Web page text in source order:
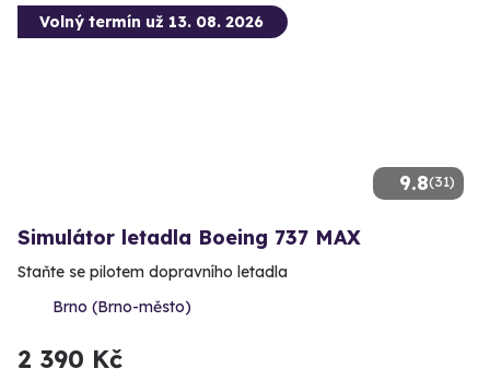
9.8(31)
Volný termín už 13. 08. 2026
Simulátor letadla Boeing 737 MAX
Staňte se pilotem dopravního letadla
Brno (Brno-město)
2 390 Kč